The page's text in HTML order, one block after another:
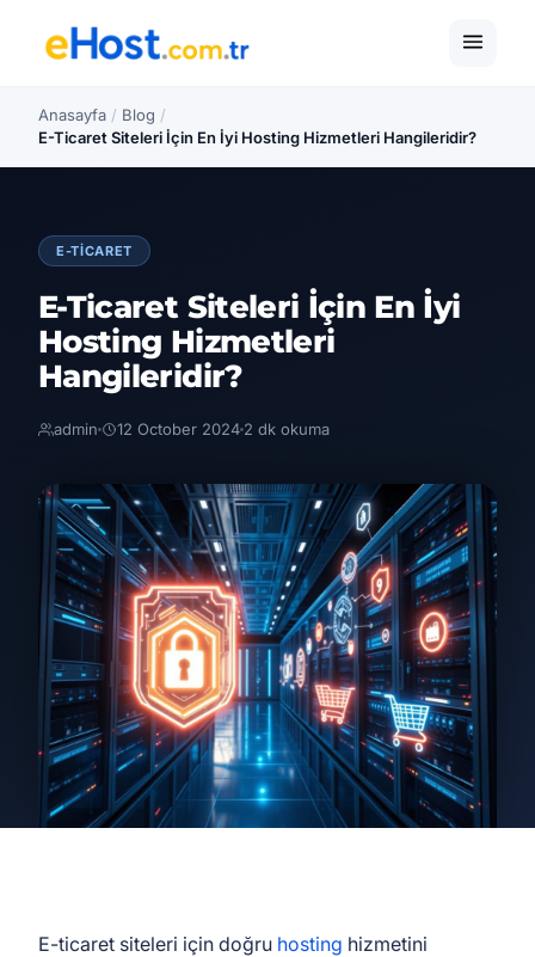
Anasayfa / Blog /
E-Ticaret Siteleri İçin En İyi Hosting Hizmetleri Hangileridir?
E-TICARET
E-Ticaret Siteleri İçin En İyi
Hosting Hizmetleri
Hangileridir?
admin 12 October 2024 2 dk okuma
E-ticaret siteleri için doğru hosting hizmetini